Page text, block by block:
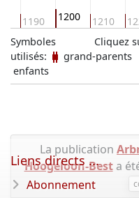
1190 1200 1210
Cliquez
Symboles
utilisés:
grand-parents
enfants
La publication
Hoogeloon-Besta
Liens directs ...
Abonnement